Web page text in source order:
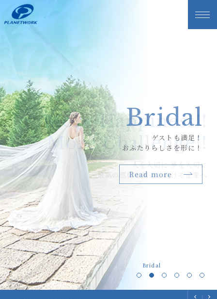
Others
“究極の”おもてなしを
実現するための挑戦
Read more
More Happiness!!
More Challenge!!
人を大切に 夢を大切に
最高の感動を創造し続ける企業へ
Bridal
ゲストも満足！
おふたりらしさを形に！
Read more
Restaurant
旬の野菜、
素材へのこだわり
Read more
Dress
大切な日に
まとう一着
Read more
Flower
大切な１日を
鮮やかに彩ります
Read more
Others
“究極の”おもてなしを
実現するための挑戦
Read more
More Happiness!!
More Challenge!!
人を大切に 夢を大切に
最高の感動を創造し続ける企業へ
Bridal